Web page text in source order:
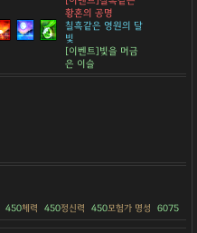
황혼의 공명
칠흑같은 영원의 달
빛
[이벤트]빛을 머금
은 이슬
450체력 450정신력 450모험가 명성 6075